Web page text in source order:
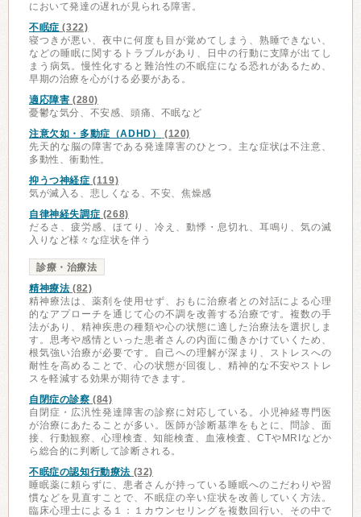
において発達の遅れが見られる障害。
不眠症 (322)
寝つきが悪い、夜中に何度も目が覚めてしまう、熟睡できない、
などの睡眠に関するトラブルがあり、日中の行動に支障が出てし
まう病気。慢性化すると難治性の不眠症になる恐れがあるため、
早期の治療を心がける必要がある。
適応障害 (280)
憂鬱な気分、不安感、頭痛、不眠など
注意欠如・多動症（ADHD）
(120)
先天的な脳の障害である発達障害のひとつ。主な症状は不注意、
多動性、衝動性。
抑うつ神経症 (119)
気が滅入る、悲しくなる、不安、焦燥感
自律神経失調症 (268)
だるさ、疲労感、ほてり、冷え、動悸・息切れ、耳鳴り、気の滅
入りなど様々な症状を伴う
診療・治療法
精神療法 (82)
精神療法は、薬剤を使用せず、おもに治療者との対話による心理
的なアプローチを通じて心の不調を改善する治療です。複数の手
法があり、精神疾患の種類や心の状態に適した治療法を選択しま
す。思考や感情といった患者さんの内面に働きかけていくため、
根気強い治療が必要です。自己への理解が深まり、ストレスへの
耐性を高めることで、心の状態が回復し、精神的な不安やストレ
スを軽減する効果が期待できます。
自閉症の診察 (84)
自閉症・広汎性発達障害の診察に対応している。小児神経専門医
が治療にあたることが多い。医師が診断基準をもとに、問診、面
接、行動観察、心理検査、知能検査、血液検査、CTやMRIなどか
ら総合的に判断して診断される。
不眠症の認知行動療法 (32)
睡眠薬に頼らずに、患者さんが持っている睡眠へのこだわりや習
慣などを見直すことで、不眠症の辛い症状を改善していく方法。
臨床心理士による１：１カウンセリングを複数回行い、その中で